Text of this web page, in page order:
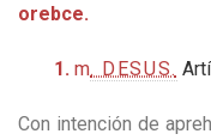
orebce.
1. m. DESUS.
Con intención de